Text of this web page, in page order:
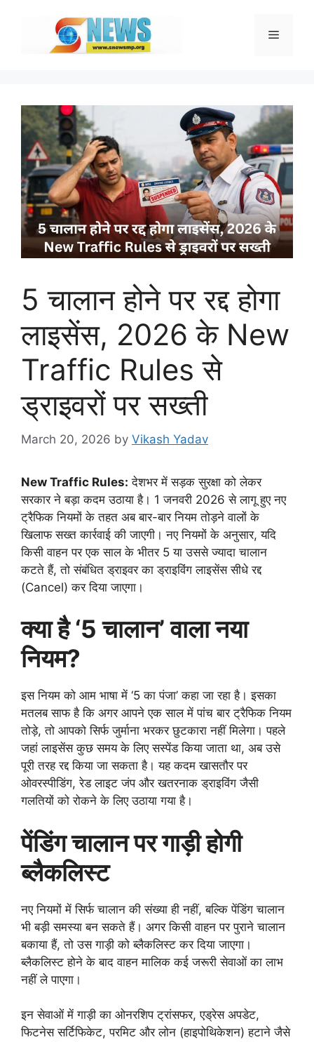
Menu
5 चालान होने पर रद्द होगा
लाइसेंस, 2026 के New
Traffic Rules से
ड्राइवरों पर सख्ती
March 20, 2026 by Vikash Yadav
New Traffic Rules: देशभर में सड़क सुरक्षा को लेकर
सरकार ने बड़ा कदम उठाया है। 1 जनवरी 2026 से लागू हुए नए
ट्रैफिक नियमों के तहत अब बार-बार नियम तोड़ने वालों के
खिलाफ सख्त कार्रवाई की जाएगी। नए नियमों के अनुसार, यदि
किसी वाहन पर एक साल के भीतर 5 या उससे ज्यादा चालान
कटते हैं, तो संबंधित ड्राइवर का ड्राइविंग लाइसेंस सीधे रद्द
(Cancel) कर दिया जाएगा।
क्या है ‘5 चालान’ वाला नया
नियम?
इस नियम को आम भाषा में ‘5 का पंजा’ कहा जा रहा है। इसका
मतलब साफ है कि अगर आपने एक साल में पांच बार ट्रैफिक नियम
तोड़े, तो आपको सिर्फ जुर्माना भरकर छुटकारा नहीं मिलेगा। पहले
जहां लाइसेंस कुछ समय के लिए सस्पेंड किया जाता था, अब उसे
पूरी तरह रद्द किया जा सकता है। यह कदम खासतौर पर
ओवरस्पीडिंग, रेड लाइट जंप और खतरनाक ड्राइविंग जैसी
गलतियों को रोकने के लिए उठाया गया है।
पेंडिंग चालान पर गाड़ी होगी
ब्लैकलिस्ट
नए नियमों में सिर्फ चालान की संख्या ही नहीं, बल्कि पेंडिंग चालान
भी बड़ी समस्या बन सकते हैं। अगर किसी वाहन पर पुराने चालान
बकाया हैं, तो उस गाड़ी को ब्लैकलिस्ट कर दिया जाएगा।
ब्लैकलिस्ट होने के बाद वाहन मालिक कई जरूरी सेवाओं का लाभ
नहीं ले पाएगा।
इन सेवाओं में गाड़ी का ओनरशिप ट्रांसफर, एड्रेस अपडेट,
फिटनेस सर्टिफिकेट, परमिट और लोन (हाइपोथिकेशन) हटाने जैसे